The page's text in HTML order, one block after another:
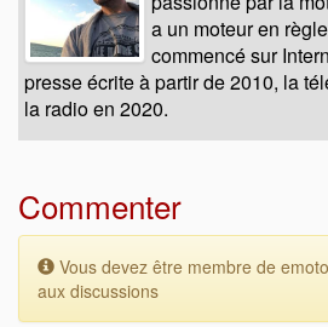
a un moteur en
commencé sur
presse écrite à partir de 2010, la
la radio en 2020.
Commenter
Vous devez être membre de
aux discussions